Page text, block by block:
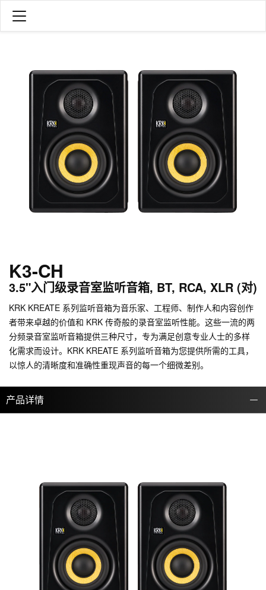
K3-CH
3.5"入门级录音室监听音箱, BT, RCA, XLR (对)
KRK KREATE 系列监听音箱为音乐家、工程师、制作人和内容创作
者带来卓越的价值和 KRK 传奇般的录音室监听性能。这些一流的两
分频录音室监听音箱提供三种尺寸，专为满足创意专业人士的多样
化需求而设计。KRK KREATE 系列监听音箱为您提供所需的工具，
以惊人的清晰度和准确性重现声音的每一个细微差别。
产品详情